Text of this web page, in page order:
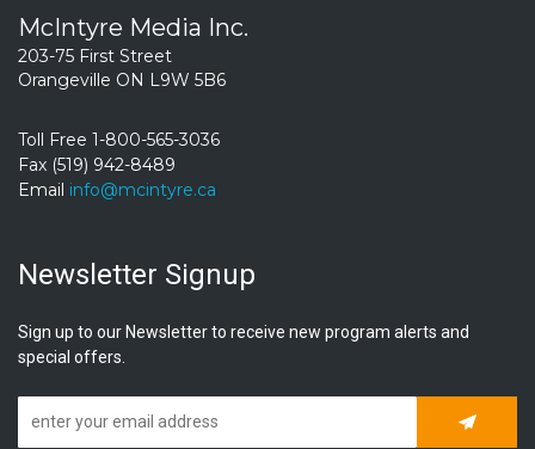
McIntyre Media Inc.
203-75 First Street
Orangeville ON L9W 5B6
Toll Free 1-800-565-3036
Fax (519) 942-8489
Email info@mcintyre.ca
Newsletter Signup
Sign up to our Newsletter to receive new program alerts and
special offers.